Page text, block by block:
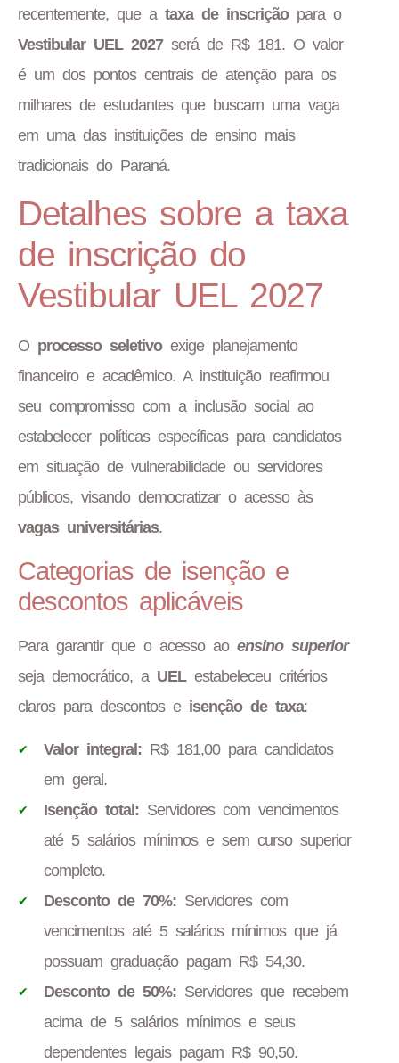
recentemente, que a taxa de inscriçãopara o
Vestibular UEL 2027será de R$ 181. O valor
é um dos pontos centrais de atenção para os
milhares de estudantes que buscam uma vaga
em uma das instituições de ensino mais
tradicionais do Paraná.
Detalhes sobre a taxa
de inscrição do
Vestibular UEL 2027
O processo seletivoexige planejamento
financeiro e acadêmico. A instituição reafirmou
seu compromisso com a inclusão social ao
estabelecer políticas específicas para candidatos
em situação de vulnerabilidade ou servidores
públicos, visando democratizar o acesso às
vagas universitárias.
Categorias de isenção e
descontos aplicáveis
Para garantir que o acesso ao ensino superior
seja democrático, a UELestabeleceu critérios
claros para descontos e isenção de taxa:
Valor integral:R$ 181,00 para candidatos
em geral.
Isenção total:Servidores com vencimentos
até 5 salários mínimos e sem curso superior
completo.
Desconto de 70%:Servidores com
vencimentos até 5 salários mínimos que já
possuam graduação pagam R$ 54,30.
Desconto de 50%:Servidores que recebem
acima de 5 salários mínimos e seus
dependentes legais pagam R$ 90,50.